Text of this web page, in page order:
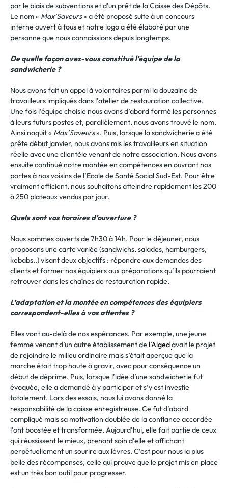
par le biais de subventions et d’un prêt de la Caisse des Dépôts.
Le nom « Max’Saveurs» a été proposé suite à un concours
interne ouvert à tous et notre logo a été élaboré par une
personne que nous connaissions depuis longtemps.
De quelle façon avez-vous constitué l’équipe de la
sandwicherie ?
Nous avons fait un appel à volontaires parmi la douzaine de
travailleurs impliqués dans l’atelier de restauration collective.
Une fois l’équipe choisie nous avons d’abord formé les personnes
à leurs futurs postes et, parallèlement, nous avons trouvé le nom.
Ainsi naquit « Max’Saveurs». Puis, lorsque la sandwicherie a été
prête début janvier, nous avons mis les travailleurs en situation
réelle avec une clientèle venant de notre association. Nous avons
ensuite continué notre montée en compétences en ouvrant nos
portes à nos voisins de l’Ecole de Santé Social Sud-Est. Pour être
vraiment efficient, nous souhaitons atteindre rapidement les 200
à 250 plateaux vendus par jour.
Quels sont vos horaires d’ouverture ?
Nous sommes ouverts de 7h30 à 14h. Pour le déjeuner, nous
proposons une carte variée (sandwichs, salades, hamburgers,
kebabs..) visant deux objectifs : répondre aux demandes des
clients et former nos équipiers aux préparations qu’ils pourraient
retrouver dans les chaînes de restauration rapide.
L’adaptation et la montée en compétences des équipiers
correspondent-elles à vos attentes ?
Elles vont au-delà de nos espérances. Par exemple, une jeune
femme venant d’un autre établissement de l’Algedavait le projet
de rejoindre le milieu ordinaire mais s’était aperçue que la
marche était trop haute à gravir, avec pour conséquence un
début de déprime. Puis, lorsque l’idée d’une sandwicherie fut
évoquée, elle a demandé à y participer et s’y est investie
totalement. Lors des essais, nous lui avons donné la
responsabilité de la caisse enregistreuse. Ce fut d’abord
compliqué mais sa motivation doublée de la confiance accordée
l’ont boostée et transformée. Aujourd’hui, elle fait partie de ceux
qui réussissent le mieux, prenant soin d’elle et affichant
perpétuellement un sourire aux lèvres. C’est pour nous la plus
belle des récompenses, celle qui prouve que le projet mis en place
est un très bon outil pour progresser.